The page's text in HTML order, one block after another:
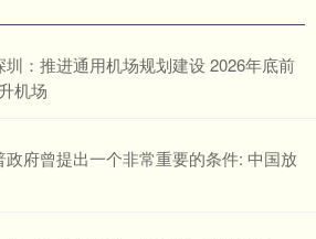
：推进通用机场规划建设 2026年底前
机场
府曾提出一个非常重要的条件: 中国放